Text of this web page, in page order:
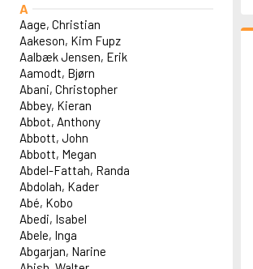
A
Aage, Christian
Aakeson, Kim Fupz
Aalbæk Jensen, Erik
Aamodt, Bjørn
Abani, Christopher
Abbey, Kieran
Abbot, Anthony
Abbott, John
Abbott, Megan
Abdel-Fattah, Randa
Abdolah, Kader
Abé, Kobo
Abedi, Isabel
Abele, Inga
Abgarjan, Narine